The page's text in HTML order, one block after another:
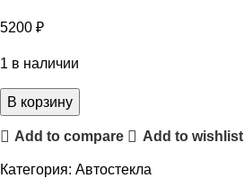
5200 ₽
1 в наличии
В корзину
Add to compare Add to wishlist
Категория: Автостекла